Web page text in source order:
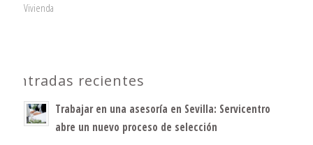
Vivienda
Entradas recientes
Trabajar en una asesoría en Sevilla: Servicentro
abre un nuevo proceso de selección